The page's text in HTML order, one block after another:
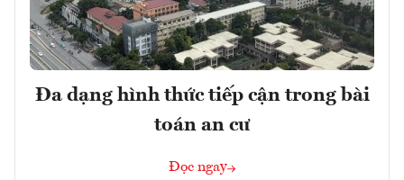
Đa dạng hình thức tiếp cận trong bài
toán an cư
Đọc ngay